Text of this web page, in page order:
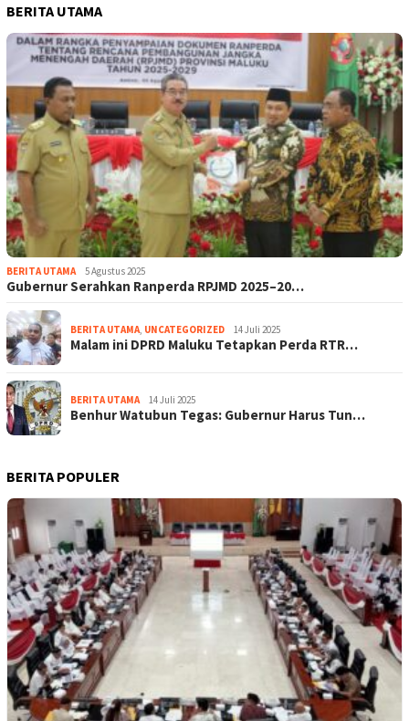
BERITA UTAMA
BERITA UTAMA 5 Agustus 2025
Gubernur Serahkan Ranperda RPJMD 2025–20…
BERITA UTAMA UNCATEGORIZED 14 Juli 2025
Malam ini DPRD Maluku Tetapkan Perda RTR…
BERITA UTAMA 14 Juli 2025
Benhur Watubun Tegas: Gubernur Harus Tun…
BERITA POPULER